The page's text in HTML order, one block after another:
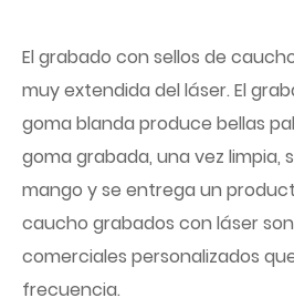
El grabado con sellos de
muy extendida del láser. El
goma blanda produce bellas
goma grabada, una vez limpia,
mango y se entrega un
caucho grabados con láser
comerciales personalizados
frecuencia.